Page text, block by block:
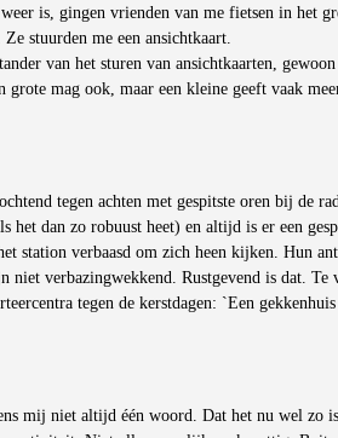
is, gingen vrienden van me fietsen in het
stuurden me een ansichtkaart.
van het sturen van ansichtkaarten,
grote mag ook, maar een kleine geeft vaak
tegen achten met gespitste oren bij de
het dan zo robuust heet) en altijd is er een
station verbaasd om zich heen kijken. Hun
niet verbazingwekkend. Rustgevend is dat. Te
tegen de kerstdagen: `Een
mij niet altijd één woord. Dat het nu wel zo